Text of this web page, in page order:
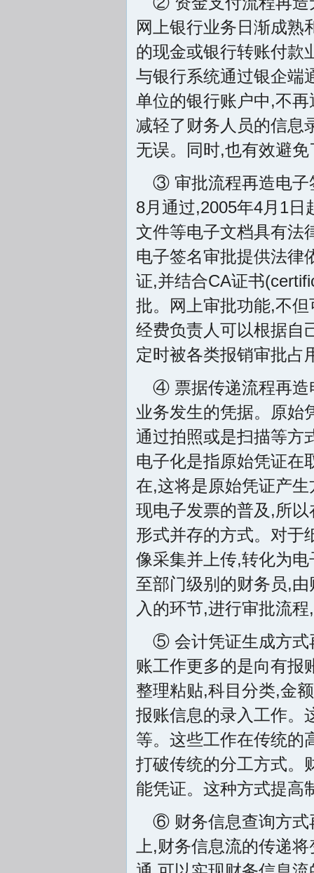
网上银行业务日渐成熟
的现金或银行转账付款
与银行系统通过银企端
单位的银行账户中,不
减轻了财务人员的信息
无误。同时,也有效避
③ 审批流程再造电子
8月通过,2005年4月1
文件等电子文档具有法
电子签名审批提供法律
证,并结合CA证书
批。网上审批功能,不
经费负责人可以根据自
定时被各类报销审批占
④ 票据传递流程再造
业务发生的凭据。原始
通过拍照或是扫描等方
电子化是指原始凭证在
在,这将是原始凭证产
现电子发票的普及,所
形式并存的方式。对于
像采集并上传,转化为
至部门级别的财务员,
入的环节,进行审批流
⑤ 会计凭证生成方式
账工作更多的是向有报
整理粘贴,科目分类,金
报账信息的录入工作。
等。这些工作在传统的
打破传统的分工方式。
能凭证。这种方式提高
⑥ 财务信息查询方式
上,财务信息流的传递